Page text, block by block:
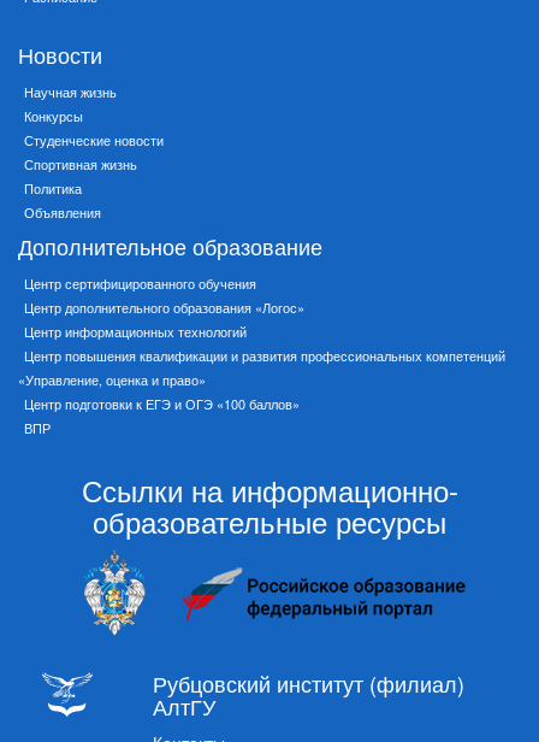
Новости
Научная жизнь
Конкурсы
Студенческие новости
Спортивная жизнь
Политика
Объявления
Дополнительное образование
Центр сертифицированного обучения
Центр дополнительного образования «Логос»
Центр информационных технологий
Центр повышения квалификации и развития профессиональных компетенций
«Управление, оценка и право»
Центр подготовки к ЕГЭ и ОГЭ «100 баллов»
ВПР
Ссылки на информационно-
образовательные ресурсы
Рубцовский институт (филиал)
АлтГУ